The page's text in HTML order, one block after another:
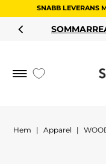
SNABB LEVERANS
Hem | Apparel |